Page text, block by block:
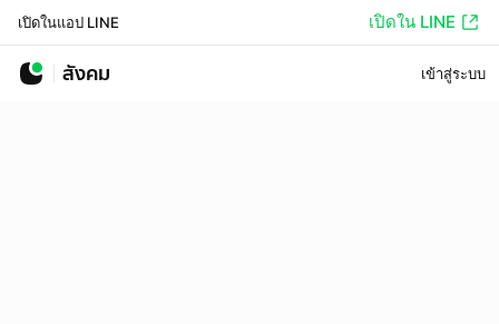
เปิดในแอป LINE เปิดใน LINE
สังคม เข้าสู่ระบบ